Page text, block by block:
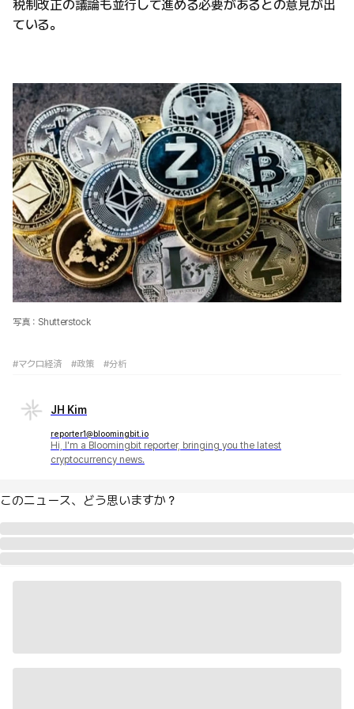
税制改正の議論も並行して進める必要があるとの意見が出
ている。
写真：Shutterstock
#マクロ経済 #政策 #分析
JH Kim
reporter1@bloomingbit.io
Hi, I'm a Bloomingbit reporter, bringing you the latest
cryptocurrency news.
このニュース、どう思いますか？